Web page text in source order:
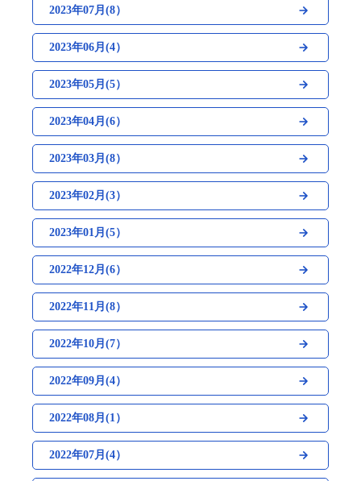
2023年07月(8）
2023年06月(4）
2023年05月(5）
2023年04月(6）
2023年03月(8）
2023年02月(3）
2023年01月(5）
2022年12月(6）
2022年11月(8）
2022年10月(7）
2022年09月(4）
2022年08月(1）
2022年07月(4）